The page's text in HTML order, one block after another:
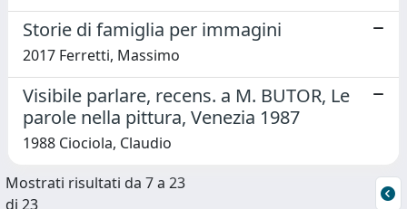
Storie di famiglia per immagini
2017 Ferretti, Massimo
Visibile parlare, recens. a M. BUTOR, Le
parole nella pittura, Venezia 1987
1988 Ciociola, Claudio
Mostrati risultati da 7 a 23
di 23